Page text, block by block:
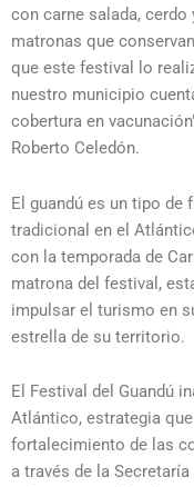
con carne salada,
matronas que
que este festival lo
nuestro municipio
cobertura en
Roberto Celedón.
El guandú es un tipo de
tradicional en el
con la temporada de
matrona del festival,
impulsar el turismo en
estrella de su territorio.
El Festival del Guandú
Atlántico, estrategia
fortalecimiento de las
a través de la